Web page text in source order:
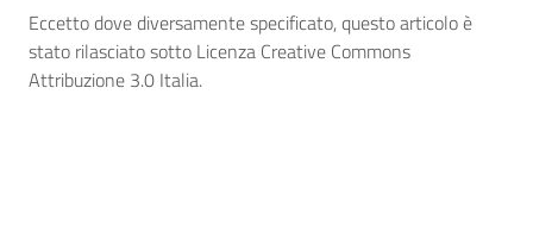
Eccetto dove diversamente specificato, questo articolo è
stato rilasciato sotto Licenza Creative Commons
Attribuzione 3.0 Italia.